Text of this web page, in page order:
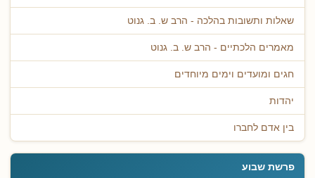
שאלות ותשובות בהלכה - הרב ש. ב. גנוט
מאמרים הלכתיים - הרב ש. ב. גנוט
חגים ומועדים וימים מיוחדים
יהדות
בין אדם לחברו
פרשת שבוע